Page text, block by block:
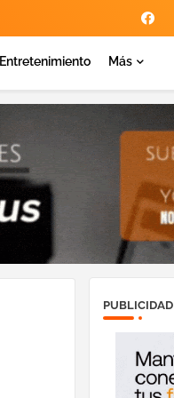
Entretenimiento Más
PUBLICIDAD